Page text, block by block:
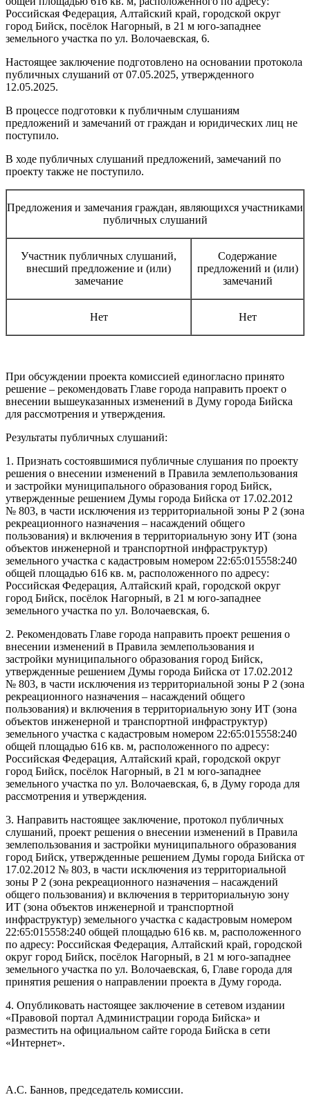
Российская Федерация, Алтайский край, городской округ
город Бийск, посёлок Нагорный, в 21 м юго-западнее
земельного участка по ул. Волочаевская, 6.
Настоящее заключение подготовлено на основании протокола
публичных слушаний от 07.05.2025, утвержденного
12.05.2025.
В процессе подготовки к публичным слушаниям
предложений и замечаний от граждан и юридических лиц не
поступило.
В ходе публичных слушаний предложений, замечаний по
проекту также не поступило.
Предложения и замечания граждан, являющихся участниками
публичных слушаний
Участник публичных слушаний,
внесший предложение и (или)
замечание
Содержание
предложений и (или)
замечаний
Нет Нет
При обсуждении проекта комиссией единогласно принято
решение – рекомендовать Главе города направить проект о
внесении вышеуказанных изменений в Думу города Бийска
для рассмотрения и утверждения.
Результаты публичных слушаний:
1. Признать состоявшимися публичные слушания по проекту
решения о внесении изменений в Правила землепользования
и застройки муниципального образования город Бийск,
утвержденные решением Думы города Бийска от 17.02.2012
№ 803, в части исключения из территориальной зоны Р 2 (зона
рекреационного назначения – насаждений общего
пользования) и включения в территориальную зону ИТ (зона
объектов инженерной и транспортной инфраструктур)
земельного участка с кадастровым номером 22:65:015558:240
общей площадью 616 кв. м, расположенного по адресу:
Российская Федерация, Алтайский край, городской округ
город Бийск, посёлок Нагорный, в 21 м юго-западнее
земельного участка по ул. Волочаевская, 6.
2. Рекомендовать Главе города направить проект решения о
внесении изменений в Правила землепользования и
застройки муниципального образования город Бийск,
утвержденные решением Думы города Бийска от 17.02.2012
№ 803, в части исключения из территориальной зоны Р 2 (зона
рекреационного назначения – насаждений общего
пользования) и включения в территориальную зону ИТ (зона
объектов инженерной и транспортной инфраструктур)
земельного участка с кадастровым номером 22:65:015558:240
общей площадью 616 кв. м, расположенного по адресу:
Российская Федерация, Алтайский край, городской округ
город Бийск, посёлок Нагорный, в 21 м юго-западнее
земельного участка по ул. Волочаевская, 6, в Думу города для
рассмотрения и утверждения.
3. Направить настоящее заключение, протокол публичных
слушаний, проект решения о внесении изменений в Правила
землепользования и застройки муниципального образования
город Бийск, утвержденные решением Думы города Бийска от
17.02.2012 № 803, в части исключения из территориальной
зоны Р 2 (зона рекреационного назначения – насаждений
общего пользования) и включения в территориальную зону
ИТ (зона объектов инженерной и транспортной
инфраструктур) земельного участка с кадастровым номером
22:65:015558:240 общей площадью 616 кв. м, расположенного
по адресу: Российская Федерация, Алтайский край, городской
округ город Бийск, посёлок Нагорный, в 21 м юго-западнее
земельного участка по ул. Волочаевская, 6, Главе города для
принятия решения о направлении проекта в Думу города.
4. Опубликовать настоящее заключение в сетевом издании
«Правовой портал Администрации города Бийска» и
разместить на официальном сайте города Бийска в сети
«Интернет».
А.С. Баннов, председатель комиссии.